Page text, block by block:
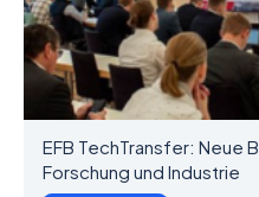
EFB TechTransfer: Neue
Forschung und Industrie